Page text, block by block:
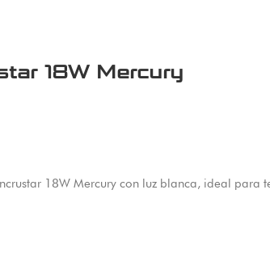
18W Mercury
18W Mercury con luz blanca, ideal